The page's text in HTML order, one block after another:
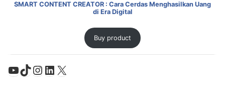
SMART CONTENT CREATOR : Cara Cerdas Menghasilkan Uang
di Era Digital
Buy product
YouTube
TikTok
Instagram
LinkedIn
X